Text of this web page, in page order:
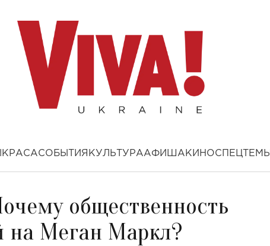
КРАСАСОБЫТИЯ КУЛЬТУРААФИША КИНОСПЕЦТЕМЫ
общественность
на Меган Маркл?